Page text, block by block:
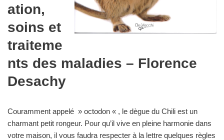
ation,
soins et
traiteme
nts des maladies – Florence
Desachy
Couramment appelé » octodon « , le dègue du Chili est un
charmant petit rongeur. Pour qu’il vive en pleine harmonie dans
votre maison, il vous faudra respecter à la lettre quelques règles